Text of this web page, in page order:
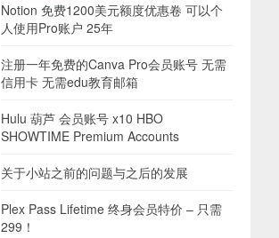
Notion 免费1200美元额度优惠卷 可以个
人使用Pro账户 25年
注册一年免费的Canva Pro会员账号 无需
信用卡 无需edu教育邮箱
Hulu 葫芦 会员账号 x10 HBO
SHOWTIME Premium Accounts
关于小站之前的问题与之后的发展
Plex Pass Lifetime 终身会员特价 – 只需
299！